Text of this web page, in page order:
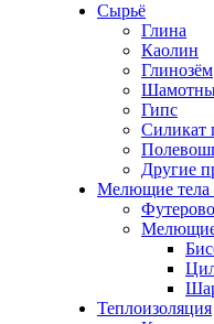
Сырьё
Глина
Каолин
Глинозём
Гипс
Силикат
Другие
Мелющие тела
Мелющие
Теплоизоляция